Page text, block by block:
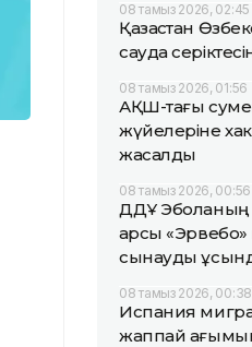
08 тамыз 2026, 02:45
Қазақстан
сауда
08 тамыз 2026, 01:56
АҚШ-тағы
жүйелеріне
жасалды
08 тамыз 2026, 00:56
ДДҰ
қарсы
сынауды
08 тамыз 2026, 00:38
Испания
жаппай